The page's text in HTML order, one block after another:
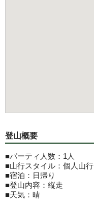
登山概要
■パーティ人数：1人
■山行スタイル：個人山行
■宿泊：日帰り
■登山内容：縦走
■天気：晴